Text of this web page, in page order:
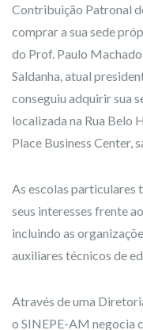
Contribuição Patronal
comprar a sua sede
do Prof. Paulo Machado
Saldanha, atual
conseguiu adquirir sua
localizada na Rua Belo
Place Business Center,
As escolas particulares
seus interesses frente
incluindo as
auxiliares técnicos de
Através de uma
o SINEPE-AM negocia